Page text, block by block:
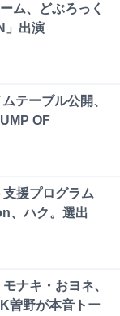
ム、どぶろっく
」出演
テーブル公開、
OF
援プログラム
、ハク。選出
ナキ・おヨネ、
曽野が本音トー